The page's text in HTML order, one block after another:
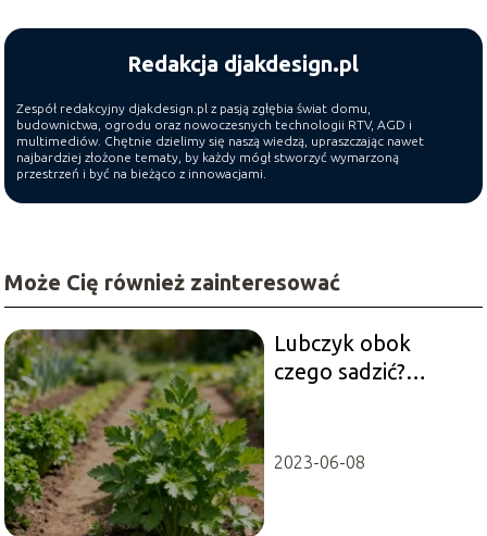
Redakcja djakdesign.pl
Zespół redakcyjny djakdesign.pl z pasją zgłębia świat domu,
budownictwa, ogrodu oraz nowoczesnych technologii RTV, AGD i
multimediów. Chętnie dzielimy się naszą wiedzą, upraszczając nawet
najbardziej złożone tematy, by każdy mógł stworzyć wymarzoną
przestrzeń i być na bieżąco z innowacjami.
Może Cię również zainteresować
Lubczyk obok
czego sadzić?
sąsiedztwo
2023-06-08